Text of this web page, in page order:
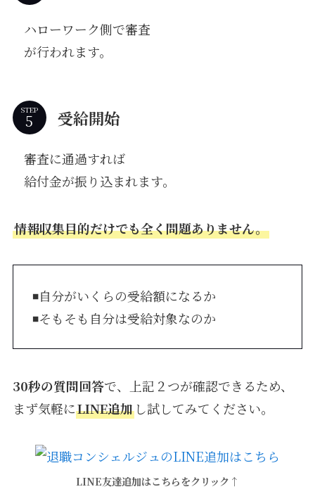
ハローワーク側で審査
が行われます。
STEP 受給開始
審査に通過すれば
給付金が振り込まれます。
情報収集目的だけでも全く問題ありません。
◾️自分がいくらの受給額になるか
◾️そもそも自分は受給対象なのか
30秒の質問回答で、上記２つが確認できるため、
まず気軽にLINE追加し試してみてください。
LINE友達追加はこちらをクリック↑